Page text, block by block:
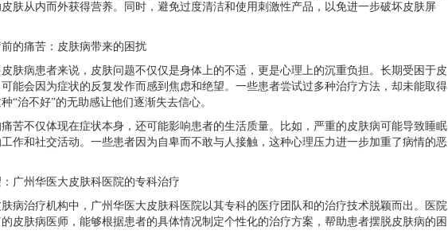
肤从内而外获得营养。同时，避免过度清洁和使用刺激性产品，以免进一步破坏皮肤屏
的痛苦：皮肤病带来的困扰
肤病患者来说，皮肤问题不仅仅是身体上的不适，更是心理上的沉重负担。长期受困于皮
能会因为症状的反复发作而感到焦虑和绝望。一些患者尝试过多种治疗方法，却未能取得
“治不好”的无助感让他们逐渐失去信心。
苦不仅体现在症状本身，还可能影响患者的生活质量。比如，严重的皮肤病可能导致睡眠
作和社交活动。一些患者因为自卑而不敢与人接触，这种心理压力进一步加重了病情的恶
广州华医大皮肤科医院的专科治疗
病治疗机构中，广州华医大皮肤科医院以其专科的医疗团队和的治疗技术脱颖而出。医院
皮肤病医师，能够根据患者的具体情况制定个性化的治疗方案，帮助患者摆脱皮肤病的困